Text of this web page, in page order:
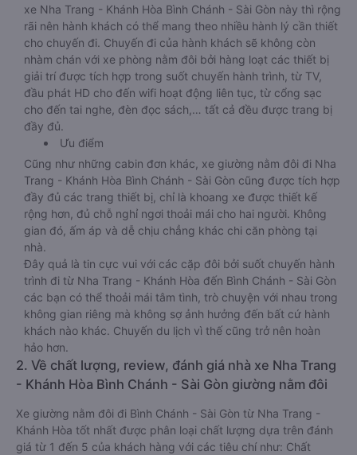
xe Nha Trang - Khánh Hòa Bình Chánh - Sài Gòn này thì rộng
rãi nên hành khách có thể mang theo nhiều hành lý cần thiết
cho chuyến đi. Chuyến đi của hành khách sẽ không còn
nhàm chán với xe phòng nằm đôi bởi hàng loạt các thiết bị
giải trí được tích hợp trong suốt chuyến hành trình, từ TV,
đầu phát HD cho đến wifi hoạt động liên tục, từ cổng sạc
cho đến tai nghe, đèn đọc sách,… tất cả đều được trang bị
đầy đủ.
Ưu điểm
Cũng như những cabin đơn khác, xe giường nằm đôi đi Nha
Trang - Khánh Hòa Bình Chánh - Sài Gòn cũng được tích hợp
đầy đủ các trang thiết bị, chỉ là khoang xe được thiết kế
rộng hơn, đủ chỗ nghỉ ngơi thoải mái cho hai người. Không
gian đó, ấm áp và dễ chịu chẳng khác chi căn phòng tại
nhà.
Đây quả là tin cực vui với các cặp đôi bởi suốt chuyến hành
trình đi từ Nha Trang - Khánh Hòa đến Bình Chánh - Sài Gòn
các bạn có thể thoải mái tâm tình, trò chuyện với nhau trong
không gian riêng mà không sợ ảnh hưởng đến bất cứ hành
khách nào khác. Chuyến du lịch vì thế cũng trở nên hoàn
hảo hơn.
2. Về chất lượng, review, đánh giá nhà xe Nha Trang
- Khánh Hòa Bình Chánh - Sài Gòn giường nằm đôi
Xe giường nằm đôi đi Bình Chánh - Sài Gòn từ Nha Trang -
Khánh Hòa tốt nhất được phân loại chất lượng dựa trên đánh
giá từ 1 đến 5 của khách hàng với các tiêu chí như: Chất